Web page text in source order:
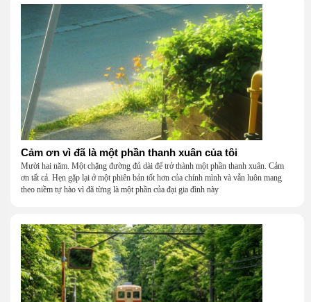
Cảm ơn vì đã là một phần thanh xuân của tôi
Mười hai năm. Một chặng đường đủ dài để trở thành một phần thanh xuân. Cảm
ơn tất cả. Hẹn gặp lại ở một phiên bản tốt hơn của chính mình và vẫn luôn mang
theo niềm tự hào vì đã từng là một phần của đại gia đình này